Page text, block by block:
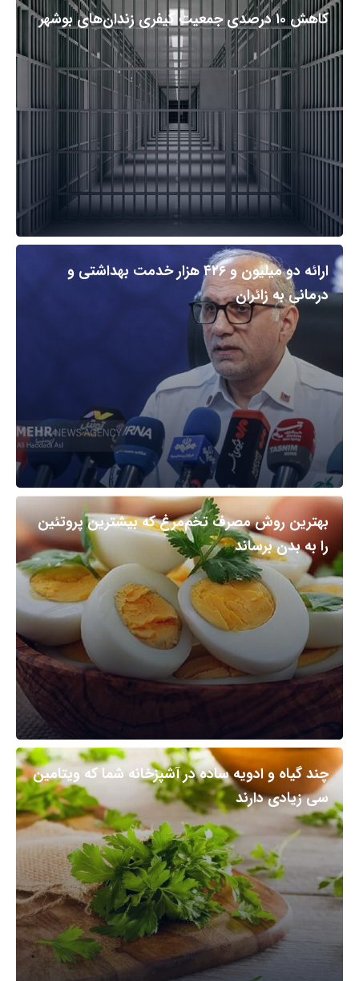
کاهش ۱۰ درصدی جمعیت کیفری زندان‌های بوشهر
ارائه دو میلیون و ۴۲۶ هزار خدمت بهداشتی و
درمانی به زائران
بهترین روش مصرف تخم‌مرغ که بیشترین پروتئین
را به بدن برساند
چند گیاه و ادویه ساده در آشپزخانه شما که ویتامین
سی زیادی دارند